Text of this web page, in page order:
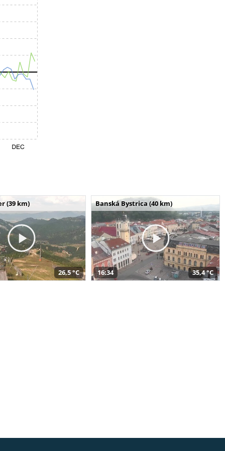
(39 km)
26,5 °C
Banská Bystrica (40 km)
16:34 35,4 °C